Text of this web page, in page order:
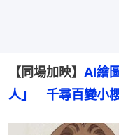
【同場加映】 AI繪
人」　千尋百變小